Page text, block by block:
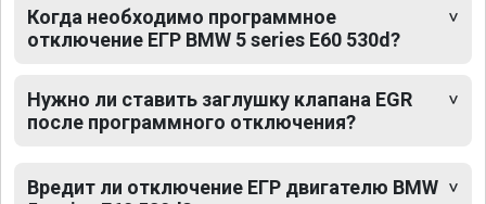
Когда необходимо программное
отключение ЕГР BMW 5 series E60 530d?
Нужно ли ставить заглушку клапана EGR
после программного отключения?
Вредит ли отключение ЕГР двигателю BMW